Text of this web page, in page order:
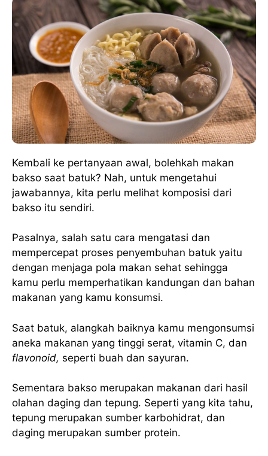
Kembali ke pertanyaan awal, bolehkah makan
bakso saat batuk? Nah, untuk mengetahui
jawabannya, kita perlu melihat komposisi dari
bakso itu sendiri.
Pasalnya, salah satu cara mengatasi dan
mempercepat proses penyembuhan batuk yaitu
dengan menjaga pola makan sehat sehingga
kamu perlu memperhatikan kandungan dan bahan
makanan yang kamu konsumsi.
Saat batuk, alangkah baiknya kamu mengonsumsi
aneka makanan yang tinggi serat, vitamin C, dan
flavonoid, seperti buah dan sayuran.
Sementara bakso merupakan makanan dari hasil
olahan daging dan tepung. Seperti yang kita tahu,
tepung merupakan sumber karbohidrat, dan
daging merupakan sumber protein.